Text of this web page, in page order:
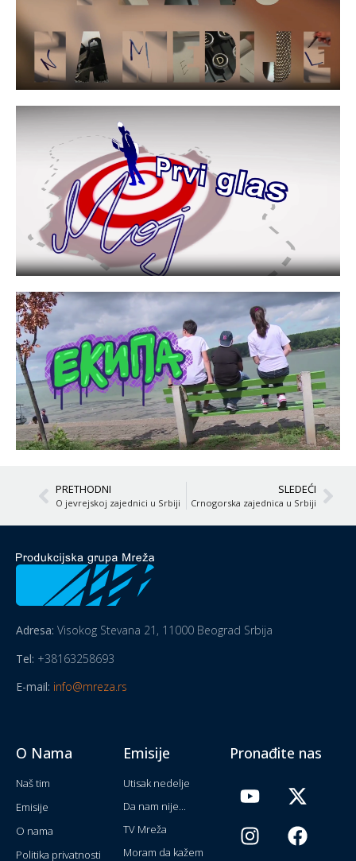
PRETHODNI
O jevrejskoj zajednici u Srbiji
SLEDEĆI
Crnogorska zajednica u Srbiji
Adresa: Visokog Stevana 21, 11000 Beograd Srbija
Tel: +38163258693
E-mail: info@mreza.rs
O Nama
Naš tim
Emisije
O nama
Politika privatnosti
Emisije
Utisak nedelje
Da nam nije...
TV Mreža
Moram da kažem
Pronađite nas